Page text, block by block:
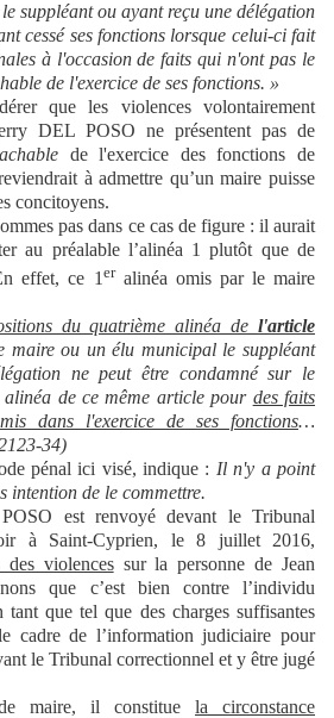
suppléant ou ayant reçu une délégation
cessé ses fonctions lorsque celui-ci fait
à l'occasion de faits qui n'ont pas le
de l'exercice de ses fonctions. »
que les violences volontairement
DEL POSO ne présentent pas de
de l'exercice des fonctions de
à admettre qu’un maire puisse
concitoyens.
pas dans ce cas de figure : il aurait
au préalable l’alinéa 1 plutôt que de
effet, ce 1 eralinéa omis par le maire
du quatrième alinéa de l'article
maire ou un élu municipal le suppléant
ne peut être condamné sur le
alinéa de ce même article pour des faits
dans l'exercice de ses fonctions…
34)
pénal ici visé, indique : Il n'y a point
intention de le commettre.
est renvoyé devant le Tribunal
à Saint-Cyprien, le 8 juillet 2016,
des violencessur la personne de Jean
que c’est bien contre l’individu
que tel que des charges suffisantes
cadre de l’information judiciaire pour
le Tribunal correctionnel et y être jugé
maire, il constitue la circonstance